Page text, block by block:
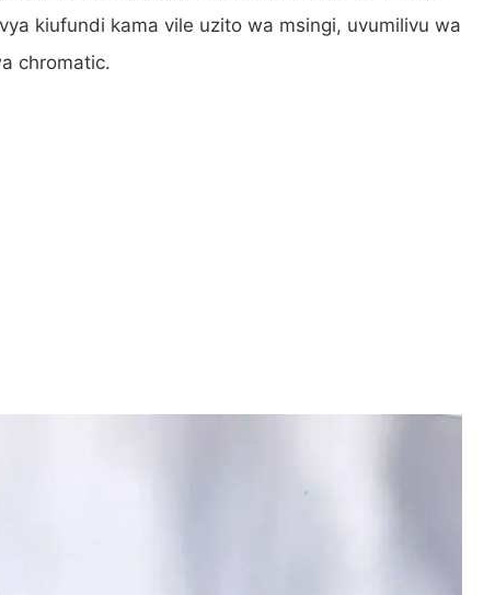
kiufundi kama vile uzito wa msingi, uvumilivu wa
chromatic.